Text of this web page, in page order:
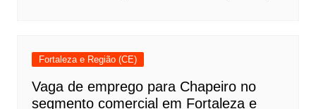
Fortaleza e Região (CE)
Vaga de emprego para Chapeiro no
segmento comercial em Fortaleza e